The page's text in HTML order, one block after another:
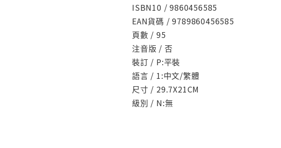
ISBN10 / 9860456585
EAN貨碼 / 9789860456585
頁數 / 95
注音版 / 否
裝訂 / P:平裝
語言 / 1:中文/繁體
尺寸 / 29.7X21CM
級別 / N:無